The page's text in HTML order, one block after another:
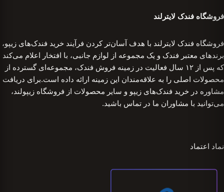
فروشگاه فندک لایترلند
فروشگاه فندک لایترلند با هدف آسان‌تر کردن فرآیند خرید فندک‌های زیپو،
برندهای معتبر فندک و یک مجموعه از لوازم جانبی، با افتخار اعلام می‌کند
که پس از ۱۲ سال فعالیت در زمینه فروش فندک، مجموعه‌ای گسترده از
محصولات اصلی را به علاقه‌مندان این زمینه ارائه داده است.برای دریافت
مشاوره در خرید فندک‌های زیپو و سایر محصولات از فروشگاه زیپولند،
می‌توانید با مشاوران ما در تماس باشید.
نماد اعتماد